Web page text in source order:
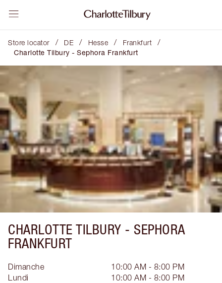
Store locator / DE / Hesse / Frankfurt /
Charlotte Tilbury - Sephora Frankfurt
CHARLOTTE TILBURY - SEPHORA
FRANKFURT
Dimanche
10:00 AM - 8:00 PM
Lundi
10:00 AM - 8:00 PM